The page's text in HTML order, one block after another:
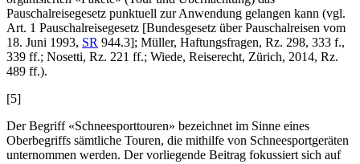
Pauschalreisegesetz punktuell zur Anwendung gelangen kann (vgl.
Art. 1 Pauschalreisegesetz [Bundesgesetz über Pauschalreisen vom
18. Juni 1993, SR 944.3]; Müller, Haftungsfragen, Rz. 298, 333 f.,
339 ff.; Nosetti, Rz. 221 ff.; Wiede, Reiserecht, Zürich, 2014, Rz.
489 ff.).
[5]
Der Begriff «Schneesporttouren» bezeichnet im Sinne eines
Oberbegriffs sämtliche Touren, die mithilfe von Schneesportgeräten
unternommen werden. Der vorliegende Beitrag fokussiert sich auf